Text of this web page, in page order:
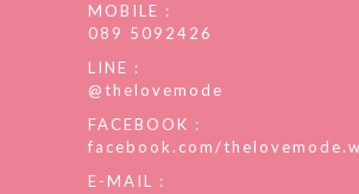
MOBILE :
089 5092426
LINE :
@thelovemode
FACEBOOK :
facebook.com/
E-MAIL :